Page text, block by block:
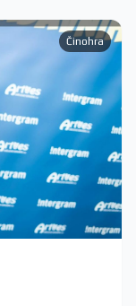
Činohra